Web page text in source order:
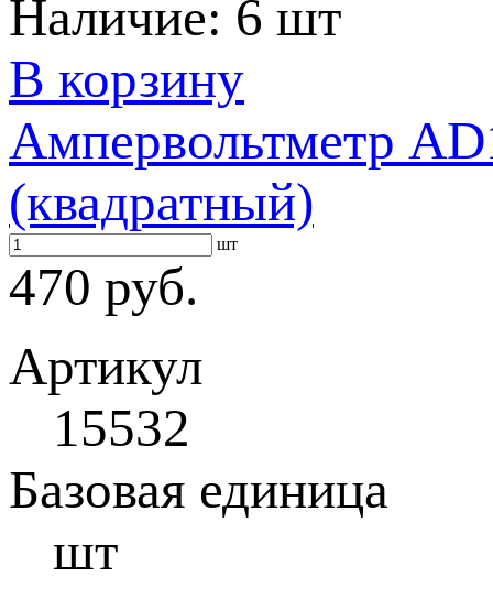
Наличие: 6 шт
В корзину
Ампервольтметр
(квадратный)
шт
470 руб.
Артикул
15532
Базовая единица
шт